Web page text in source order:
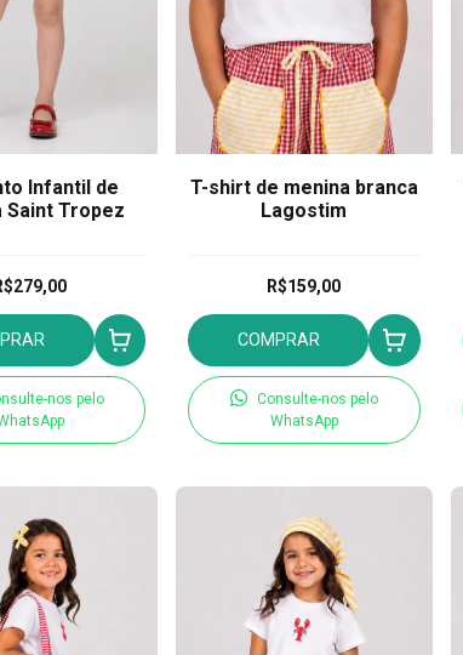
Infantil de
Saint Tropez
nos pelo
T-shirt de menina branca
Lagostim
R$159,00
COMPRAR
Consulte-nos pelo
WhatsApp